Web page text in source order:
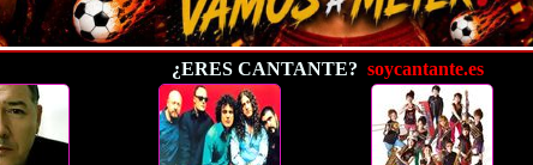
¿ERES CANTANTE? soycantante.es